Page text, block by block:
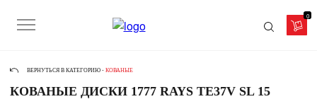
0
ВЕРНУТЬСЯ В КАТЕГОРИЮ - КОВАНЫЕ
КОВАНЫЕ ДИСКИ 1777 RAYS TE37V SL 15